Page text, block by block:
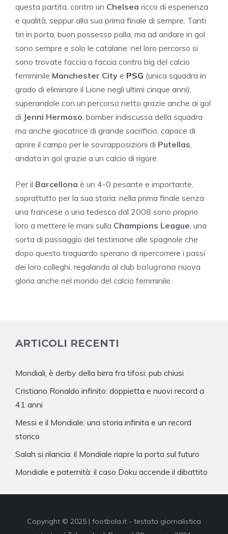
questa partita, contro un Chelsea ricco di esperienza
e qualità, seppur alla sua prima finale di sempre. Tanti
tiri in porta, buon possesso palla, ma ad andare in gol
sono sempre e solo le catalane: nel loro percorso si
sono trovate faccia a faccia contro big del calcio
femminile Manchester City e PSG (unica squadra in
grado di eliminare il Lione negli ultimi cinque anni),
superandole con un percorso netto grazie anche ai gol
di Jenni Hermoso, bomber indiscussa della squadra
ma anche giocatrice di grande sacrificio, capace di
aprire il campo per le sovrapposizioni di Putellas,
andata in gol grazie a un calcio di rigore.
Per il Barcellona è un 4-0 pesante e importante,
soprattutto per la sua storia: nella prima finale senza
una francese o una tedesca dal 2008 sono proprio
loro a mettere le mani sulla Champions League, una
sorta di passaggio del testimone alle spagnole che
dopo questo traguardo sperano di ripercorrere i passi
dei loro colleghi, regalando al club balugrana nuova
gloria anche nel mondo del calcio femminile.
ARTICOLI RECENTI
Mondiali, è derby della birra fra tifosi: pub chiusi
Cristiano Ronaldo infinito: doppietta e nuovi record a
41 anni
Messi e il Mondiale: una storia infinita e un record
storico
Salah si rilancia: il Mondiale riapre la porta sul futuro
Mondiale e paternità: il caso Doku accende il dibattito
Copyright © 2025 | footbola.it - testata giornalistica